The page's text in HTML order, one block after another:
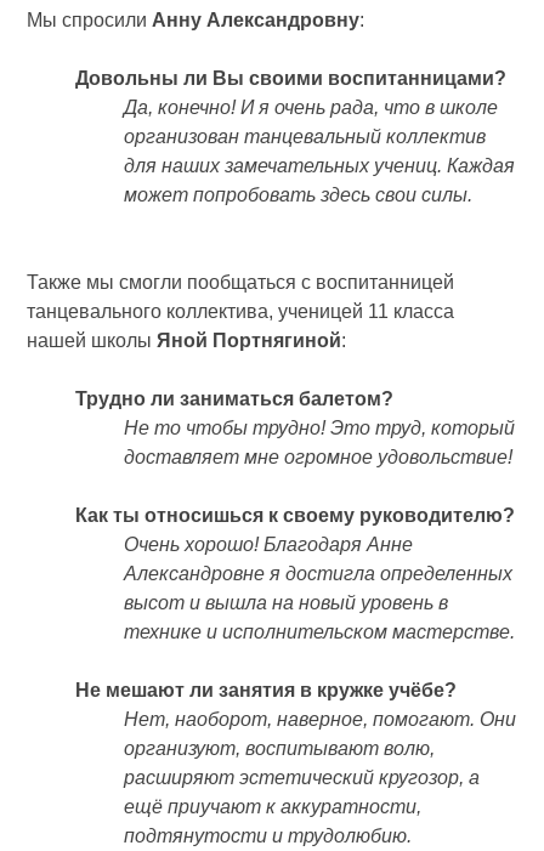
Мы спросили Анну Александровну:
Довольны ли Вы своими воспитанницами?
Да, конечно! И я очень рада, что в школе
организован танцевальный коллектив
для наших замечательных учениц. Каждая
может попробовать здесь свои силы.
Также мы смогли пообщаться с воспитанницей
танцевального коллектива, ученицей 11 класса
нашей школыЯной Портнягиной:
Трудно ли заниматься балетом?
Не то чтобы трудно! Это труд, который
доставляет мне огромное удовольствие!
Как ты относишься к своему руководителю?
Очень хорошо! Благодаря Анне
Александровне я достигла определенных
высот и вышла на новый уровень в
технике и исполнительском мастерстве.
Не мешают ли занятия в кружке учёбе?
Нет, наоборот, наверное, помогают. Они
организуют, воспитывают волю,
расширяют эстетический кругозор, а
ещё приучают к аккуратности,
подтянутости и трудолюбию.